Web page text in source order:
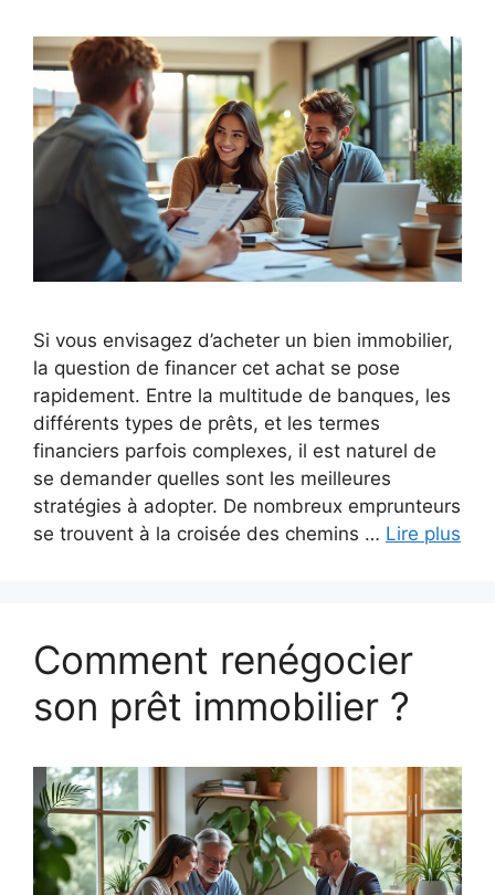
Si vous envisagez d’acheter un bien immobilier,
la question de financer cet achat se pose
rapidement. Entre la multitude de banques, les
différents types de prêts, et les termes
financiers parfois complexes, il est naturel de
se demander quelles sont les meilleures
stratégies à adopter. De nombreux emprunteurs
se trouvent à la croisée des chemins … Lire plus
Comment renégocier
son prêt immobilier ?